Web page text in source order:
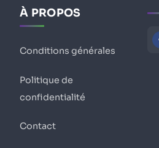
À PROPOS
Conditions générales
Politique de
confidentialité
Contact